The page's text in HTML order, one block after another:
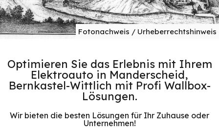
Fotonachweis / Urheberrechtshinweis
Optimieren Sie das Erlebnis mit Ihrem
Elektroauto in Manderscheid,
Bernkastel-Wittlich mit Profi Wallbox-
Lösungen.
Wir bieten die besten Lösungen für Ihr Zuhause oder
Unternehmen!